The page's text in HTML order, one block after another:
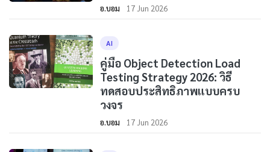
อ.บอม 17 Jun 2026
AI
คู่มือ Object Detection Load
Testing Strategy 2026: วิธี
ทดสอบประสิทธิภาพแบบครบ
วงจร
อ.บอม 17 Jun 2026